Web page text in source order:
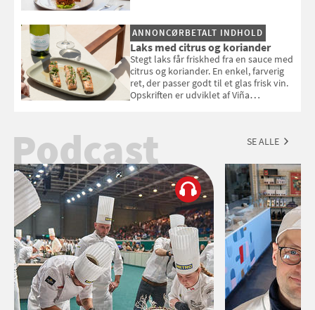
ANNONCØRBETALT INDHOLD
Laks med citrus og koriander
Stegt laks får friskhed fra en sauce med
citrus og koriander. En enkel, farverig
ret, der passer godt til et glas frisk vin.
Opskriften er udviklet af Viña
Podcast SE ALLE